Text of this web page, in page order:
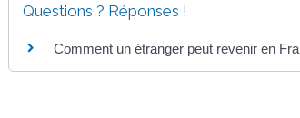
Questions ? Réponses !
Comment un étranger peut revenir en